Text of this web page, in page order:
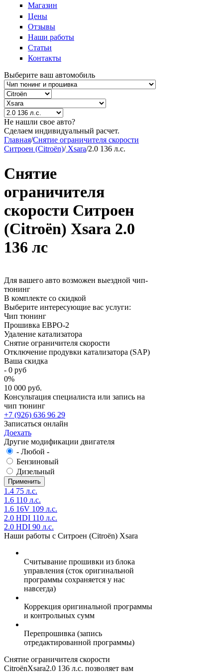
Магазин
Цены
Отзывы
Наши работы
Статьи
Контакты
Выберите ваш автомобиль
Не нашли свое авто?
Сделаем индивидуальный расчет.
Главная/Снятие ограничителя скорости
Ситроен (Citroën)/Xsara/2.0 136 л.с.
Снятие
ограничителя
скорости Ситроен
(Citroën) Xsara 2.0
136 лс
Для вашего авто возможен выездной чип-
тюнинг
В комплекте со скидкой
Выберите интересующие вас услуги:
Чип тюнинг
Прошивка ЕВРО-2
Удаление катализатора
Снятие ограничителя скорости
Отключение продувки катализатора (SAP)
Ваша скидка
- 0 руб
0%
10 000 руб.
Консультация специалиста или запись на
чип тюнинг
+7 (926) 636 96 29
Записаться онлайн
Доехать
Другие модификации двигателя
- Любой -
Бензиновый
Дизельный
1.4 75 л.с.
1.6 110 л.с.
1.6 16V 109 л.с.
2.0 HDI 110 л.с.
2.0 HDI 90 л.с.
Наши работы с Ситроен (Citroën) Xsara
Считывание прошивки из блока
управления (сток оригинальной
программы сохраняется у нас
навсегда)
Коррекция оригинальной программы
и контрольных сумм
Перепрошивка (запись
отредактированной программы)
Снятие ограничителя скорости
CitroënXsara2.0 136 л.с. позволяет вам